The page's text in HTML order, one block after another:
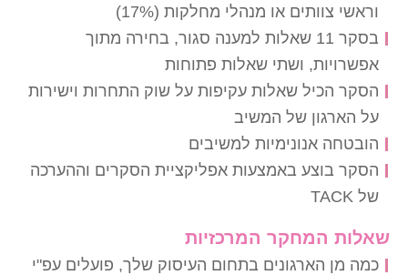
וראשי צוותים או מנהלי מחלקות (17%)
בסקר 11 שאלות למענה סגור, בחירה מתוך
אפשרויות, ושתי שאלות פתוחות
הסקר הכיל שאלות עקיפות על שוק התחרות וישירות
על הארגון של המשיב
הובטחה אנונימיות למשיבים
הסקר בוצע באמצעות אפליקציית הסקרים וההערכה
של TACK
שאלות המחקר המרכזיות
כמה מן הארגונים בתחום העיסוק שלך, פועלים עפ"י